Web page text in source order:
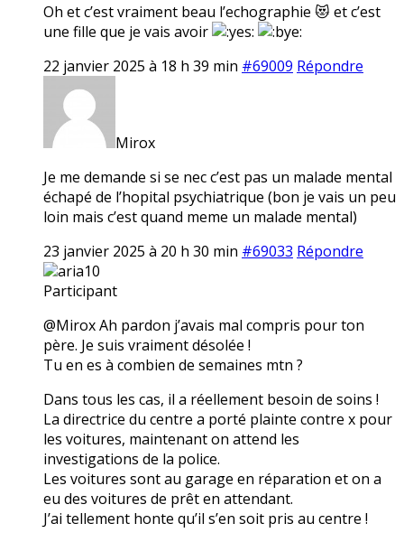
Oh et c’est vraiment beau l’echographie 😻 et c’est
une fille que je vais avoir
22 janvier 2025 à 18 h 39 min #69009 Répondre
Mirox
Je me demande si se nec c’est pas un malade mental
échapé de l’hopital psychiatrique (bon je vais un peu
loin mais c’est quand meme un malade mental)
23 janvier 2025 à 20 h 30 min #69033 Répondre
aria10
Participant
@Mirox Ah pardon j’avais mal compris pour ton
père. Je suis vraiment désolée !
Tu en es à combien de semaines mtn ?
Dans tous les cas, il a réellement besoin de soins !
La directrice du centre a porté plainte contre x pour
les voitures, maintenant on attend les
investigations de la police.
Les voitures sont au garage en réparation et on a
eu des voitures de prêt en attendant.
J’ai tellement honte qu’il s’en soit pris au centre !